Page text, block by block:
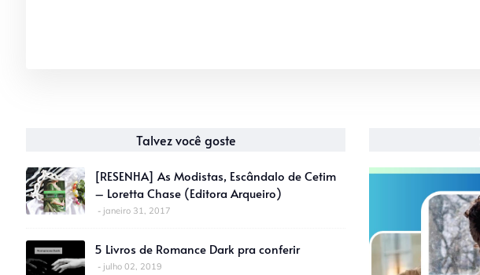
Talvez você goste
[RESENHA] As Modistas, Escândalo de Cetim
– Loretta Chase (Editora Arqueiro)
janeiro 31, 2017
5 Livros de Romance Dark pra conferir
julho 02, 2019